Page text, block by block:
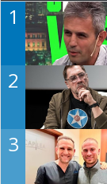
1
2
3